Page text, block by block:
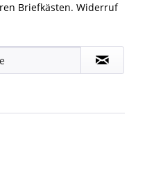
Briefkästen. Widerruf